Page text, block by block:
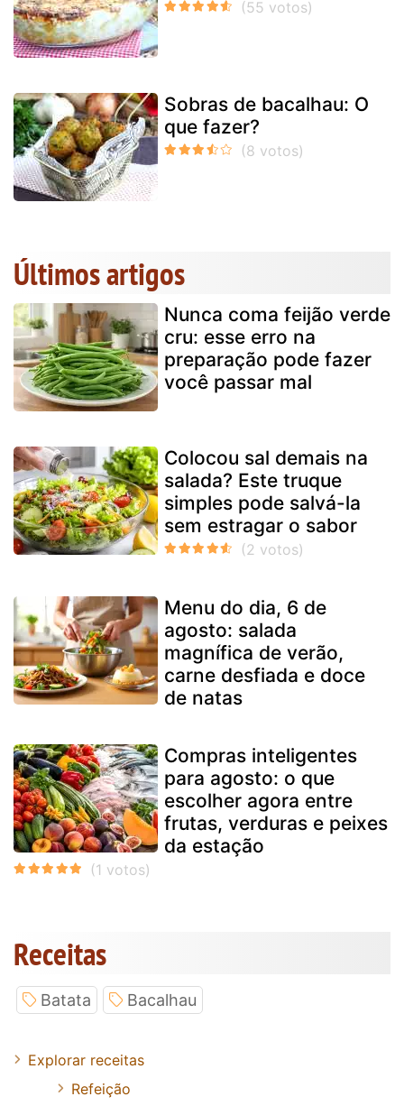
Sobras de bacalhau: O
que fazer?
Últimos artigos
Nunca coma feijão verde
cru: esse erro na
preparação pode fazer
você passar mal
Colocou sal demais na
salada? Este truque
simples pode salvá-la
sem estragar o sabor
Menu do dia, 6 de
agosto: salada
magnífica de verão,
carne desfiada e doce
de natas
Compras inteligentes
para agosto: o que
escolher agora entre
frutas, verduras e peixes
da estação
Receitas
Batata Bacalhau
Explorar receitas
Refeição